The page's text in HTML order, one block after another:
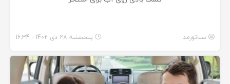
سناتورمد پنجشنبه 28 دی 1402 - 16:34